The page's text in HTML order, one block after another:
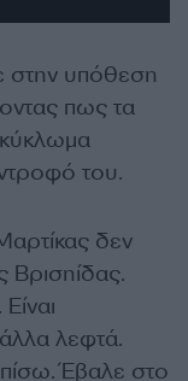
στην υπόθεση
πως τα
του.
δεν
Βρισηίδας.
λεφτά.
Έβαλε στο